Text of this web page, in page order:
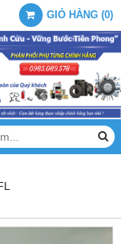
GIỎ HÀNG (0)